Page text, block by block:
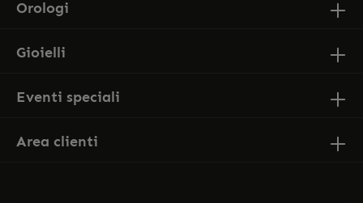
Orologi
Gioielli
Eventi speciali
Area clienti